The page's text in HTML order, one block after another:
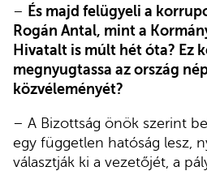
– És majd felügyeli a
Rogán Antal, mint a
Hivatalt is múlt hét óta? Ez
megnyugtassa az ország
közvéleményét?
– A Bizottság önök szerint
egy független hatóság lesz,
választják ki a vezetőjét, a